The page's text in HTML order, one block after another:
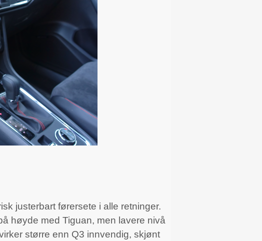
justerbart førersete i alle retninger.
høyde med Tiguan, men lavere nivå
større enn Q3 innvendig, skjønt